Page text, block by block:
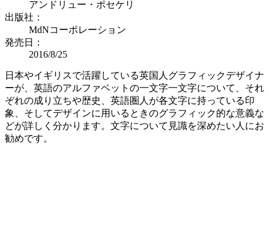
アンドリュー・ポセケリ
出版社：
MdNコーポレーション
発売日：
2016/8/25
日本やイギリスで活躍している英国人グラフィックデザイナ
ーが、英語のアルファベットの一文字一文字について、それ
ぞれの成り立ちや歴史、英語圏人が各文字に持っている印
象、そしてデザインに用いるときのグラフィック的な意義な
どが詳しく分かります。文字について見識を深めたい人にお
勧めです。